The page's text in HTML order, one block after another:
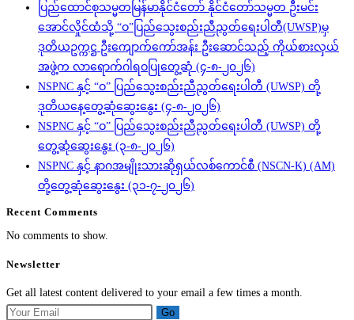
ပြည်ထောင်စုသမ္မတမြန်မာနိုင်ငံတော် နိုင်ငံတော်သမ္မတ ဦးမင်း
အောင်လှိုင်ထံသို့ “ဝ”ပြည်သွေးစည်းညီညွတ်ရေးပါတီ(UWSP)မှ
ဒုတိယဥက္ကဋ္ဌ ဦးကျောက်ကော်အန်း ဦးဆောင်သည့် ကိုယ်စားလှယ်
အဖွဲ့က လာရောက်ဂါရဝပြုတွေ့ဆုံ (၄-၈-၂၀၂၆)
NSPNC နှင့် “ဝ” ပြည်သွေးစည်းညီညွတ်ရေးပါတီ (UWSP) တို့
ဒုတိယနေ့တွေ့ဆုံဆွေးနွေး (၄-၈-၂၀၂၆)
NSPNC နှင့် “ဝ” ပြည်သွေးစည်းညီညွတ်ရေးပါတီ (UWSP) တို့
တွေ့ဆုံဆွေးနွေး (၃-၈-၂၀၂၆)
NSPNC နှင့် နာဂအမျိုးသားဆိုရှယ်လစ်ကောင်စီ (NSCN-K) (AM)
တို့တွေ့ဆုံဆွေးနွေး (၃၁-၇-၂၀၂၆)
Recent Comments
No comments to show.
Newsletter
Get all latest content delivered to your email a few times a month.
Go